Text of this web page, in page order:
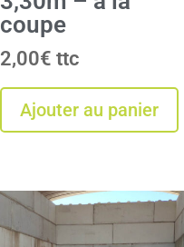
coupe
2,00€
Ajouter au panier